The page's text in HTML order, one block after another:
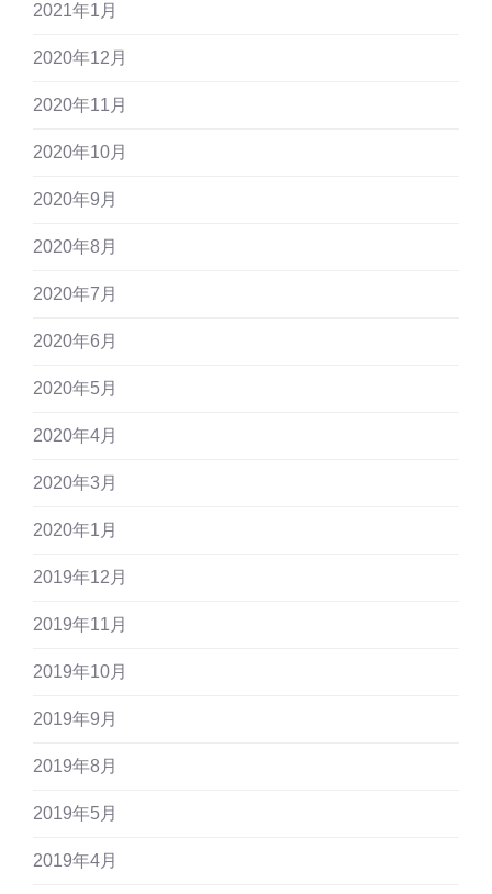
2021年1月
2020年12月
2020年11月
2020年10月
2020年9月
2020年8月
2020年7月
2020年6月
2020年5月
2020年4月
2020年3月
2020年1月
2019年12月
2019年11月
2019年10月
2019年9月
2019年8月
2019年5月
2019年4月